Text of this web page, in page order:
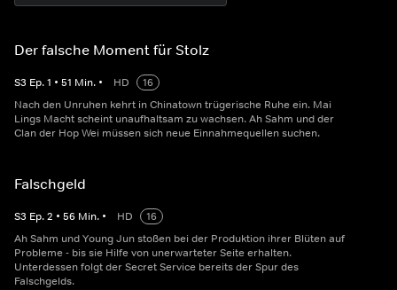
Der falsche Moment für Stolz
S3 Ep.1 • 51 Min. • HD
16
Nach den Unruhen kehrt in Chinatown trügerische Ruhe ein. Mai
Lings Macht scheint unaufhaltsam zu wachsen. Ah Sahm und der
Clan der Hop Wei müssen sich neue Einnahmequellen suchen.
Falschgeld
S3 Ep.2 • 56 Min. • HD
16
Ah Sahm und Young Jun stoßen bei der Produktion ihrer Blüten auf
Probleme - bis sie Hilfe von unerwarteter Seite erhalten.
Unterdessen folgt der Secret Service bereits der Spur des
Falschgelds.